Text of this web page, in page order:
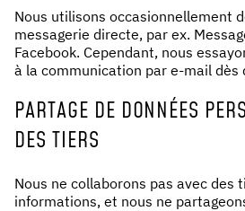
Nous utilisons occasionnellement
messagerie directe, par ex.
Facebook. Cependant, nous
à la communication par e-mail dès
PARTAGE DE DONNÉES
DES TIERS
Nous ne collaborons pas avec des
informations, et nous ne